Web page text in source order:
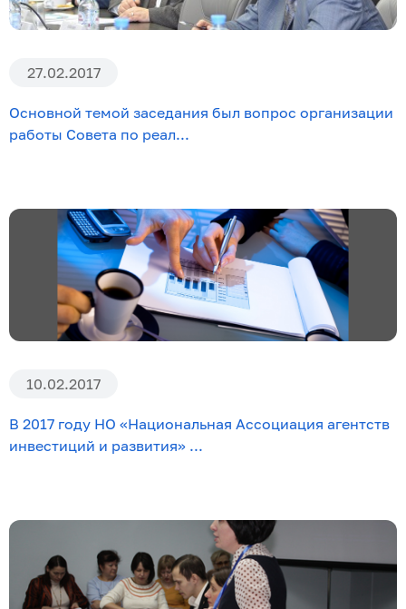
27.02.2017
Основной темой заседания был вопрос организации
работы Совета по реал...
10.02.2017
В 2017 году НО «Национальная Ассоциация агентств
инвестиций и развития» ...